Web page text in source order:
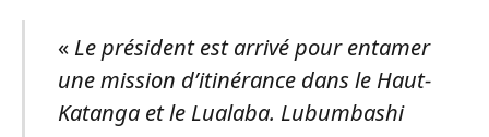
« Le président est arrivé pour entamer
une mission d’itinérance dans le Haut-
Katanga et le Lualaba. Lubumbashi